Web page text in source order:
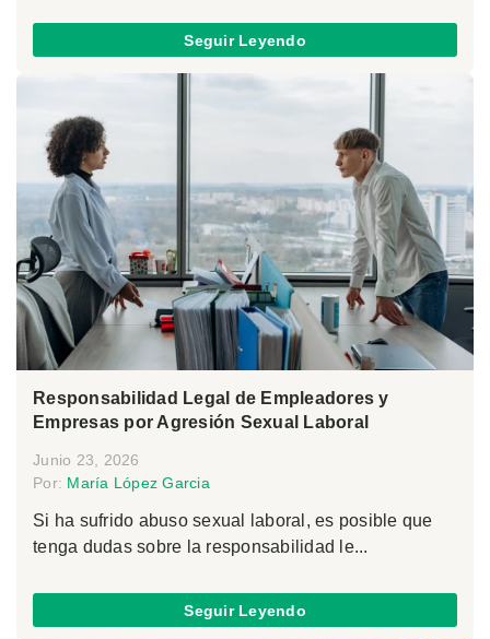
Seguir Leyendo
Responsabilidad Legal de Empleadores y
Empresas por Agresión Sexual Laboral
Junio 23, 2026
Por: María López Garcia
Si ha sufrido abuso sexual laboral, es posible que
tenga dudas sobre la responsabilidad le...
Seguir Leyendo